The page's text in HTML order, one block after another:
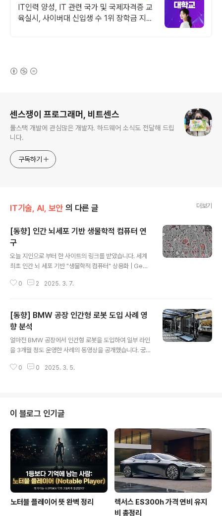
가을학기 신편입생
IT인력 양성, IT 관련 국가 및 국제자격증 교
육실시, 사이버대 신입생 수 1위 장학금 지급
센스쟁이 프로그래머, 비트센스
풀스택 개발에 관심많은 개발자. 하드웨어 소식도 전달해 드립
니다.
구독하기
IT기술, AI, 보안 의 다른 글 더보기
[동향] 인간 뇌세포 기반 생물학적 컴퓨터 연
구
오늘 지인으로 부터 한 사이트의 링크를 받았습니다. 세계
최초 인간 뇌 세포 기반 "생물학적 컴퓨터" 상용화 | Geek
Cortical Labs가 인간 뇌 세포와 실리콘 하드웨어를 결합
세포를 이용한 생물학적 컴퓨터? 누군가는 머리에 구멍을
뚫어 장비를 심는다는데, 이건 또 먼가 싶은 마음에 무슨 내
용인지 알아보았습니다.연구의 배경과 목적현대의 전자식
컴퓨터와 인공지능 기술은 급격한 발전을 이루었지만, 물
대한 전력을 소모해야 하는 등의 문제가 대두되며 더 ..
0 2 2025. 3. 7.
[동향] BMW 공장 인간형 로봇 도입 사례 영
향 분석
얼마전 BMW 공장에서 인간형 로봇을 도입하여 일부 라인
을 3개월 정도 운영한 사례의 동영상을 공개했습니다. 궁
정리해 보았습니다.생산성 향상 여부: 인간형 로봇이 기존
한 운영 비용 변화와 경제적 이점이 있었는지 조사합니다.
기술적 도전 과제: 로봇 운영 중 겪은 기술적 문제나 개선이
필요한 부분을 살펴봅니다.노조 및 노동자의 반응: 노동조
합 및 직원들이 어떻게 반응했는지 관련 정보를 확인합니
다. 생산성 향상 여부(美 BMW 공장서 근무하는 휴머노이
드 로봇, 작업 속도 '4배' 빨라졌..
0 0 2025. 3. 5.
이 블로그 인기글
노터블 플레이어 뜻 완벽 정리
렉서스 ES300h 가격 연비 유지
비 총정리